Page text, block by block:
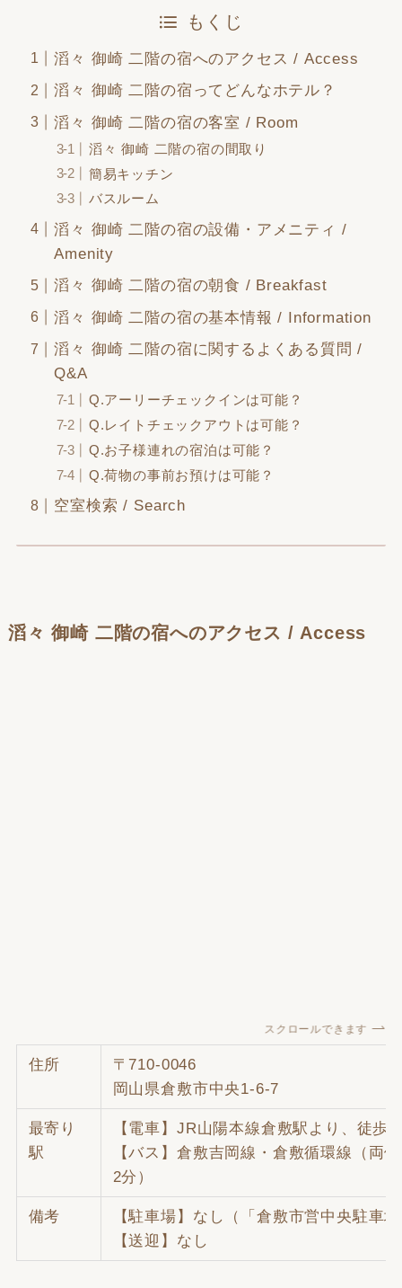
もくじ
滔々 御崎 二階の宿へのアクセス / Access
滔々 御崎 二階の宿ってどんなホテル？
滔々 御崎 二階の宿の客室 / Room
滔々 御崎 二階の宿の間取り
簡易キッチン
バスルーム
滔々 御崎 二階の宿の設備・アメニティ /
Amenity
滔々 御崎 二階の宿の朝食 / Breakfast
滔々 御崎 二階の宿の基本情報 / Information
滔々 御崎 二階の宿に関するよくある質問 /
Q&A
Q.アーリーチェックインは可能？
Q.レイトチェックアウトは可能？
Q.お子様連れの宿泊は可能？
Q.荷物の事前お預けは可能？
空室検索 / Search
滔々 御崎 二階の宿へのアクセス / Access
スクロールできます
住所
〒710-0046
岡山県倉敷市中央1-6-7
最寄り
駅
【電車】JR山陽本線倉敷駅より、徒歩
【バス】倉敷吉岡線・倉敷循環線（両
2分）
備考
【駐車場】なし（「倉敷市営中央駐車
【送迎】なし